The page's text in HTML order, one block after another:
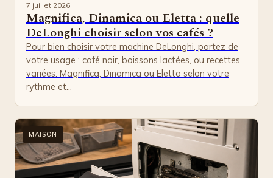
Magnifica, Dinamica ou Eletta : quelle
DeLonghi choisir selon vos cafés ?
7 juillet 2026
Pour bien choisir votre machine DeLonghi, partez de
votre usage : café noir, boissons lactées, ou recettes
variées. Magnifica, Dinamica ou Eletta selon votre
rythme et…
MAISON